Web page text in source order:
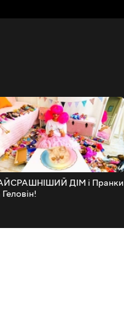
ДІМ і Пранки
Геловін!